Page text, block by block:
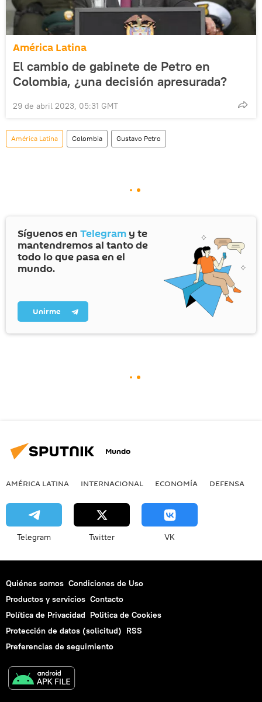
América Latina
El cambio de gabinete de Petro en
Colombia, ¿una decisión apresurada?
29 de abril 2023, 05:31 GMT
América Latina Colombia Gustavo Petro
Síguenos en Telegram y te
mantendremos al tanto de
todo lo que pasa en el
mundo.
Unirme
Mundo
AMÉRICA LATINA INTERNACIONAL ECONOMÍA DEFENSA
Telegram Twitter VK
Quiénes somos Condiciones de Uso
Productos y servicios Contacto
Política de Privacidad Politica de Cookies
Protección de datos (solicitud) RSS
Preferencias de seguimiento